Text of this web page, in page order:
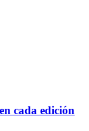
cada edición